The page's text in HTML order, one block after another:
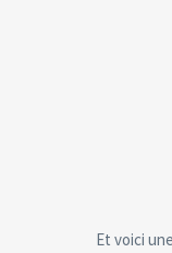
Et voici